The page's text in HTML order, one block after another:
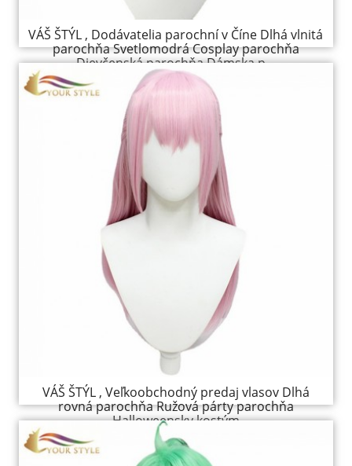
VÁŠ ŠTÝL , Dodávatelia parochní v Číne Dlhá vlnitá
parochňa Svetlomodrá Cosplay parochňa
Dievčenská parochňa Dámska p...
VÁŠ ŠTÝL , Veľkoobchodný predaj vlasov Dlhá
rovná parochňa Ružová párty parochňa
Halloweensky kostým